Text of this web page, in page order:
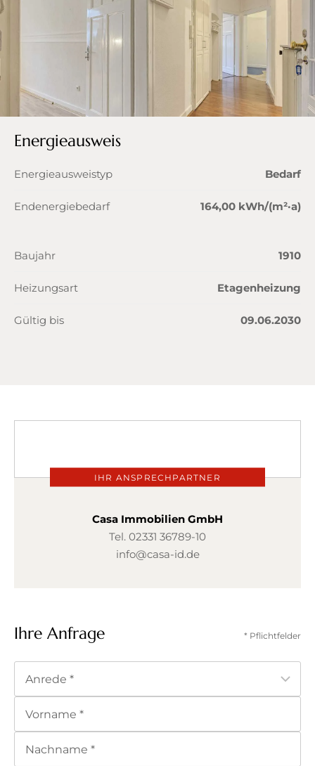
Energieausweis
Energieausweistyp Bedarf
Endenergiebedarf 164,00 kWh/(m²·a)
Baujahr 1910
Heizungsart Etagenheizung
Gültig bis 09.06.2030
Ihre Anfrage * Pflichtfelder
IHR ANSPRECHPARTNER
Casa Immobilien GmbH
Tel. 02331 36789-10
info@casa-id.de